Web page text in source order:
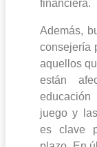
financiera.
Además,
consejería
aquellos
están
juego y
es clave